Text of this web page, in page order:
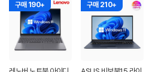
구매 190+ 구매 210+